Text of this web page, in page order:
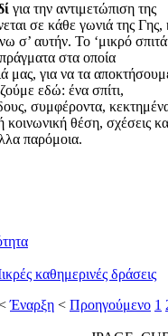
για την αντιμετώπιση της
σε κάθε γωνιά της Γης,
σ’ αυτήν. Το ‘μικρό
στα οποία
μας, για να τα
εδώ: ένα σπίτι,
συμφέροντα,
θέση, σχέσεις
παρόμοια.
καθημερινές δράσεις
Έναρξη < Προηγούμενο 1